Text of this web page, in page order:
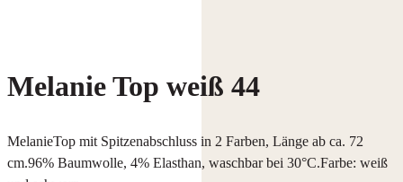
Melanie Top weiß 44
MelanieTop mit Spitzenabschluss in 2 Farben, Länge ab ca. 72
cm.96% Baumwolle, 4% Elasthan, waschbar bei 30°C.Farbe: weiß